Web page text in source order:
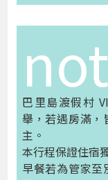
巴里島渡假村
舉，若遇房滿，
主。
本行程保證住宿
早餐若為管家